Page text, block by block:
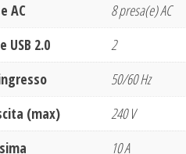
AC
8 presa(e) AC
USB 2.0
2
50/60 Hz
(max)
240 V
10 A